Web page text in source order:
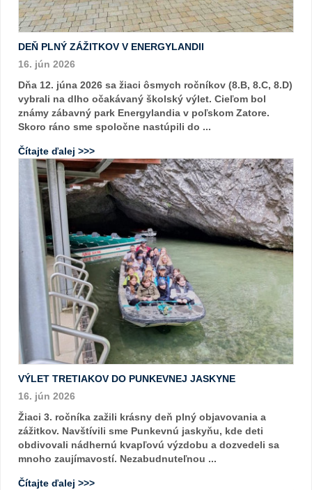
DEŇ PLNÝ ZÁŽITKOV V ENERGYLANDII
16. jún 2026
Dňa 12. júna 2026 sa žiaci ôsmych ročníkov (8.B, 8.C, 8.D)
vybrali na dlho očakávaný školský výlet. Cieľom bol
známy zábavný park Energylandia v poľskom Zatore.
Skoro ráno sme spoločne nastúpili do ...
Čítajte ďalej >>>
VÝLET TRETIAKOV DO PUNKEVNEJ JASKYNE
16. jún 2026
Žiaci 3. ročníka zažili krásny deň plný objavovania a
zážitkov. Navštívili sme Punkevnú jaskyňu, kde deti
obdivovali nádhernú kvapľovú výzdobu a dozvedeli sa
mnoho zaujímavostí. Nezabudnuteľnou ...
Čítajte ďalej >>>